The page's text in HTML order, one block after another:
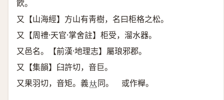
飮。
又【山海經】方山有靑樹，名曰柜格之松。
又【周禮·天官·掌舍註】柜受，溜水器。
又邑名。【前漢·地理志】屬琅邪郡。
又【集韻】臼許切，音巨。
又果羽切，音矩。義𠀤同。 或作櫸。